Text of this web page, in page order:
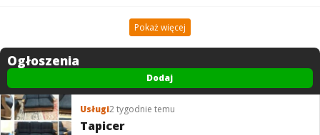
Pokaż więcej
Ogłoszenia
Dodaj
Usługi2 tygodnie temu
Tapicer